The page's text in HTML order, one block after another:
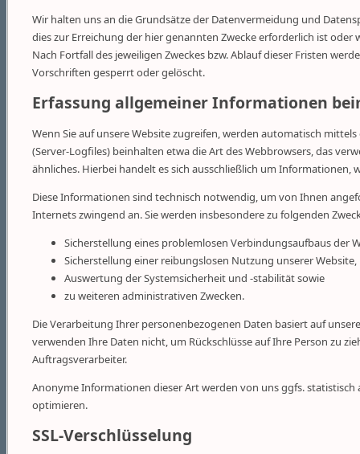
Wir halten uns an die Grundsätze der Datenvermeidung und
dies zur Erreichung der hier genannten Zwecke erforderlich ist
Nach Fortfall des jeweiligen Zweckes bzw. Ablauf dieser Fristen
Vorschriften gesperrt oder gelöscht.
Erfassung allgemeiner Informationen
Wenn Sie auf unsere Website zugreifen, werden automatisch
(Server-Logfiles) beinhalten etwa die Art des Webbrowsers, das
ähnliches. Hierbei handelt es sich ausschließlich um Informationen,
Diese Informationen sind technisch notwendig, um von Ihnen
Internets zwingend an. Sie werden insbesondere zu folgenden
Sicherstellung eines problemlosen Verbindungsaufbaus der
Sicherstellung einer reibungslosen Nutzung unserer Website,
Auswertung der Systemsicherheit und -stabilität sowie
zu weiteren administrativen Zwecken.
Die Verarbeitung Ihrer personenbezogenen Daten basiert auf
verwenden Ihre Daten nicht, um Rückschlüsse auf Ihre Person zu
Auftragsverarbeiter.
Anonyme Informationen dieser Art werden von uns ggfs.
optimieren.
SSL-Verschlüsselung